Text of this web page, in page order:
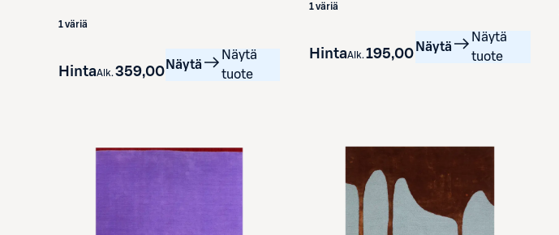
1 väriä
HintaAlk. 359,00 €Näytä
Näytä
tuote
1 väriä
HintaAlk. 195,00 €Näytä
Näytä
tuote